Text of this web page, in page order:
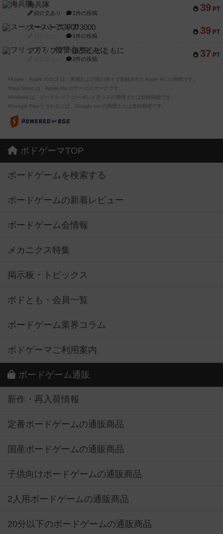
39 PT
海兵隊
紹介文あり 1件の投稿
39 PT
スーパーストア3000
1件の投稿
37 PT
フリップ７：復讐心とともに
2件の投稿
※Apple、Apple のロゴ は、米国および他の国々で登録されたApple Inc.の商標です。
※App Store は、Apple Inc.のサービスマークです。
※Android は、グーグル インコーポレイテッドの商標または登録商標です。
※Google Play とそのロゴは、Google Inc.の商標または登録商標です。
ボドゲーマTOP
ボードゲームを検索する
ボードゲームの新着レビュー
ボードゲーム会情報
メカニクス特集
掲示板・トピックス
ボドとも・会員一覧
ボードゲーム業界コラム
ボドゲーマご利用案内
ボードゲーム通販
新作・再入荷情報
定番ボードゲームの通販商品
国産ボードゲームの通販商品
子供向けボードゲームの通販商品
2人用ボードゲームの通販商品
20分以下のボードゲームの通販商品